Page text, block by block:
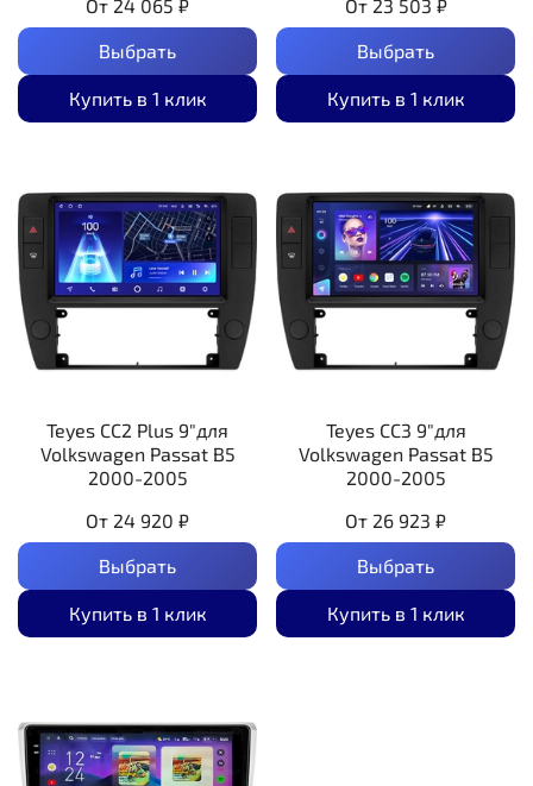
От 24 065 ₽
Выбрать
Купить в 1 клик
От 23 503 ₽
Выбрать
Купить в 1 клик
Teyes CC2 Plus 9"для
Volkswagen Passat B5
2000-2005
От 24 920 ₽
Выбрать
Купить в 1 клик
Teyes CC3 9"для
Volkswagen Passat B5
2000-2005
От 26 923 ₽
Выбрать
Купить в 1 клик